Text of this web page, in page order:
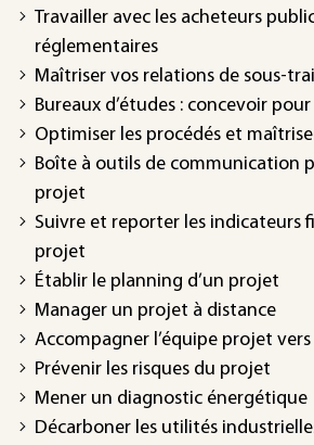
Travailler avec les acheteurs
réglementaires
Maîtriser vos relations de sous-
Bureaux d’études : concevoir
Optimiser les procédés et
Boîte à outils de communication
projet
Suivre et reporter les indicateurs
projet
Établir le planning d’un projet
Manager un projet à distance
Accompagner l’équipe projet
Prévenir les risques du projet
Mener un diagnostic énergétique
Décarboner les utilités